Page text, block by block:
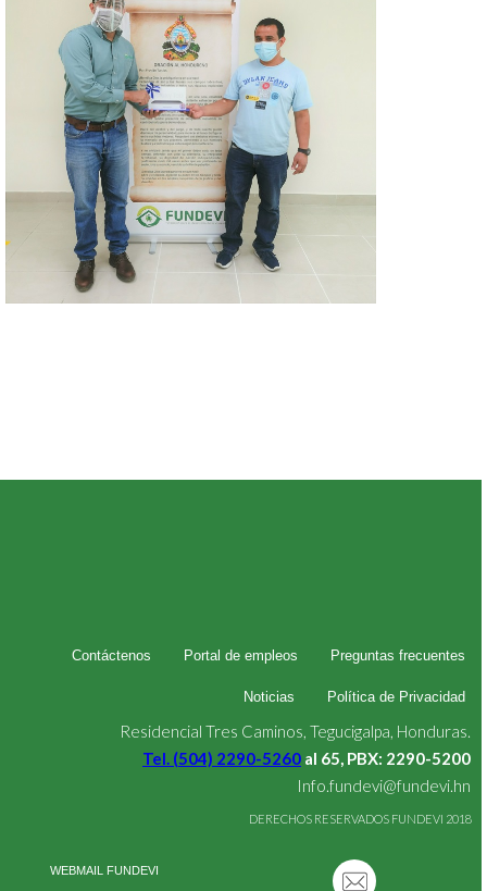
Contáctenos Portal de empleos Preguntas frecuentes
Noticias Política de Privacidad
Residencial Tres Caminos, Tegucigalpa, Honduras.
Tel. (504) 2290-5260 al 65, PBX: 2290-5200
Info.fundevi@fundevi.hn
DERECHOS RESERVADOS FUNDEVI 2018
WEBMAIL FUNDEVI